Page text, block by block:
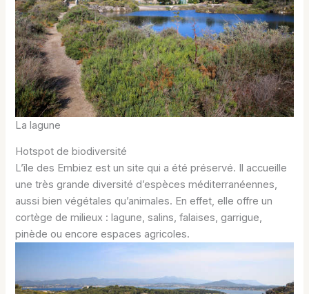
La lagune
Hotspot de biodiversité
L’île des Embiez est un site qui a été préservé. Il accueille
une très grande diversité d’espèces méditerranéennes,
aussi bien végétales qu’animales. En effet, elle offre un
cortège de milieux : lagune, salins, falaises, garrigue,
pinède ou encore espaces agricoles.